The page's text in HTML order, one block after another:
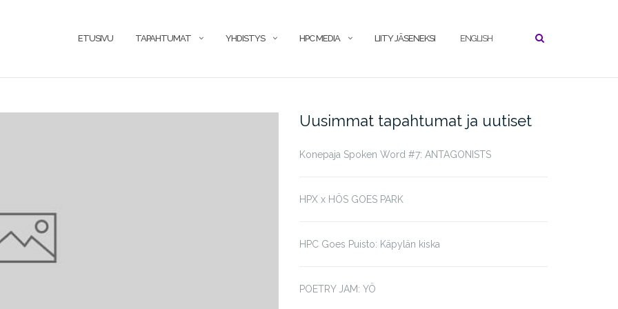
ETUSIVU TAPAHTUMAT YHDISTYS HPC MEDIA LIITY JÄSENEKSI ENGLISH
Uusimmat tapahtumat ja uutiset
Konepaja Spoken Word #7: ANTAGONISTS
HPX x HÖS GOES PARK
HPC Goes Puisto: Käpylän kiska
POETRY JAM: YÖ